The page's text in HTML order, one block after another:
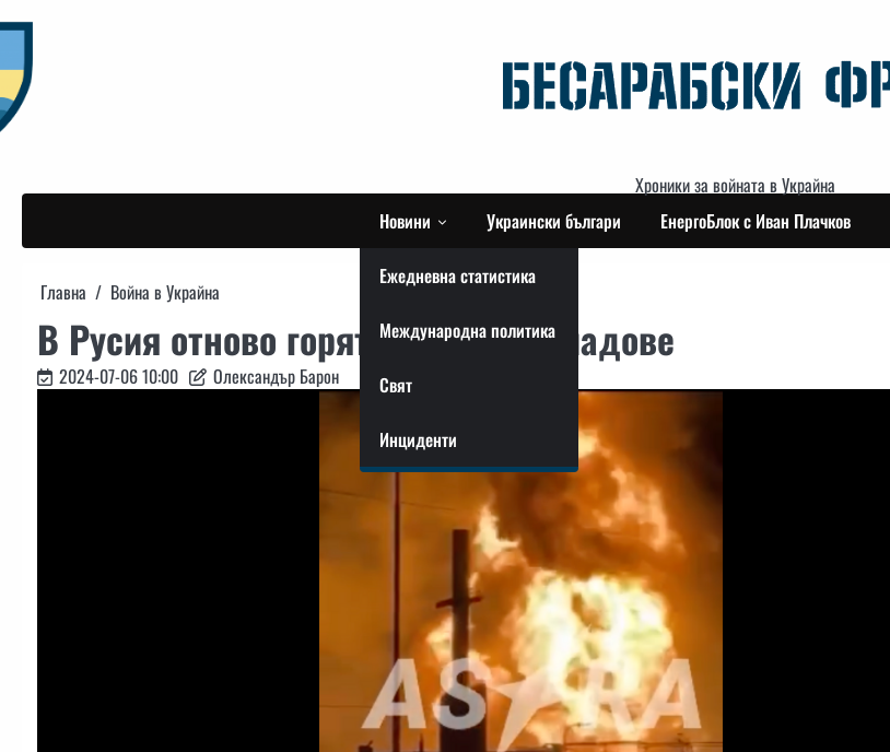
to
content
Хроники за войната в Украйна
Новини
Ежедневна статистика
Международна политика
Свят
Инциденти
Украински българи ЕнергоБлок с Иван Плачков
Главна Война в Украйна
В Русия отново горят нефтени складове
2024-07-06 10:00 Олександър Барон